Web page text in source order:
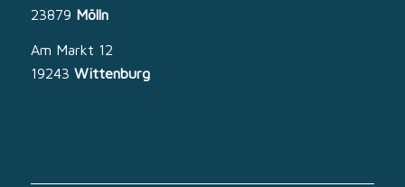
23879 Mölln
Am Markt 12
19243 Wittenburg